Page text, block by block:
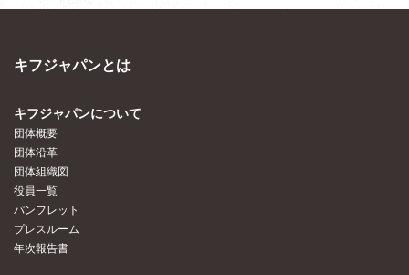
キフジャパンとは
キフジャパンについて
団体概要
団体沿革
団体組織図
役員一覧
パンフレット
プレスルーム
年次報告書